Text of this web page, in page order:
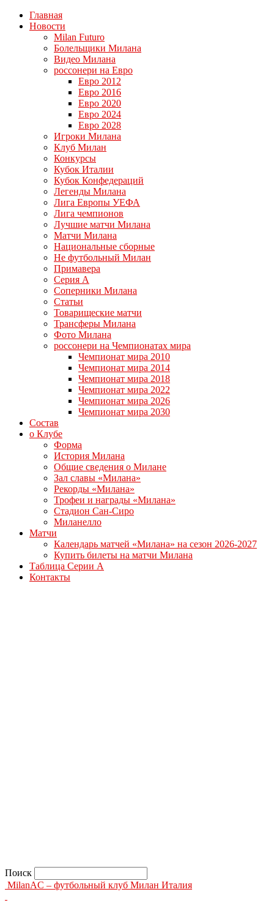
Главная
Новости
Milan Futuro
Болельщики Милана
Видео Милана
россонери на Евро
Евро 2012
Евро 2016
Евро 2020
Евро 2024
Евро 2028
Игроки Милана
Клуб Милан
Конкурсы
Кубок Италии
Кубок Конфедераций
Легенды Милана
Лига Европы УЕФА
Лига чемпионов
Лучшие матчи Милана
Матчи Милана
Национальные сборные
Не футбольный Милан
Примавера
Серия А
Соперники Милана
Статьи
Товарищеские матчи
Трансферы Милана
Фото Милана
россонери на Чемпионатах мира
Чемпионат мира 2010
Чемпионат мира 2014
Чемпионат мира 2018
Чемпионат мира 2022
Чемпионат мира 2026
Чемпионат мира 2030
Состав
о Клубе
Форма
История Милана
Общие сведения о Милане
Зал славы «Милана»
Рекорды «Милана»
Трофеи и награды «Милана»
Стадион Сан-Сиро
Миланелло
Матчи
Календарь матчей «Милана» на сезон 2026-2027
Купить билеты на матчи Милана
Таблица Серии А
Контакты
Поиск
MilanAC – футбольный клуб Милан Италия